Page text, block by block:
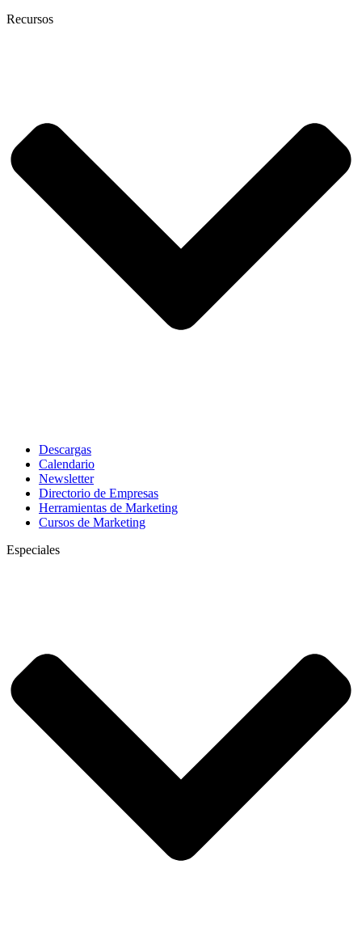
Recursos
Descargas
Calendario
Newsletter
Directorio de Empresas
Herramientas de Marketing
Cursos de Marketing
Especiales